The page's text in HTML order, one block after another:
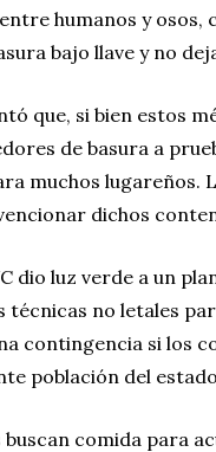
humanos y osos,
bajo llave y no
que, si bien estos
de basura a
muchos lugareños.
dichos
dio luz verde a un
técnicas no letales
contingencia si los
población del
buscan comida para